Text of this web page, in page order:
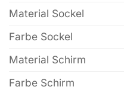
Material Sockel
Farbe Sockel
Material Schirm
Farbe Schirm